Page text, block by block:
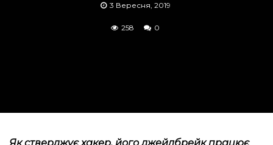
3 Вересня, 2019
258 0